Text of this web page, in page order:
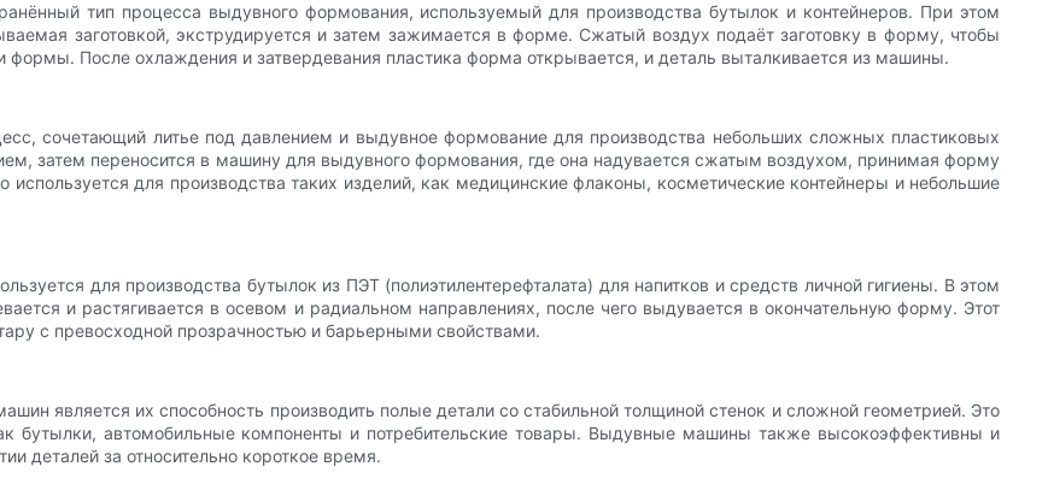
тип процесса выдувного формования, используемый для производства бутылок и контейнеров. При этом
заготовкой, экструдируется и затем зажимается в форме. Сжатый воздух подаёт заготовку в форму, чтобы
После охлаждения и затвердевания пластика форма открывается, и деталь выталкивается из машины.
сочетающий литье под давлением и выдувное формование для производства небольших сложных пластиковых
затем переносится в машину для выдувного формования, где она надувается сжатым воздухом, принимая форму
для производства таких изделий, как медицинские флаконы, косметические контейнеры и небольшие
для производства бутылок из ПЭТ (полиэтилентерефталата) для напитков и средств личной гигиены. В этом
и растягивается в осевом и радиальном направлениях, после чего выдувается в окончательную форму. Этот
с превосходной прозрачностью и барьерными свойствами.
является их способность производить полые детали со стабильной толщиной стенок и сложной геометрией. Это
бутылки, автомобильные компоненты и потребительские товары. Выдувные машины также высокоэффективны и
деталей за относительно короткое время.